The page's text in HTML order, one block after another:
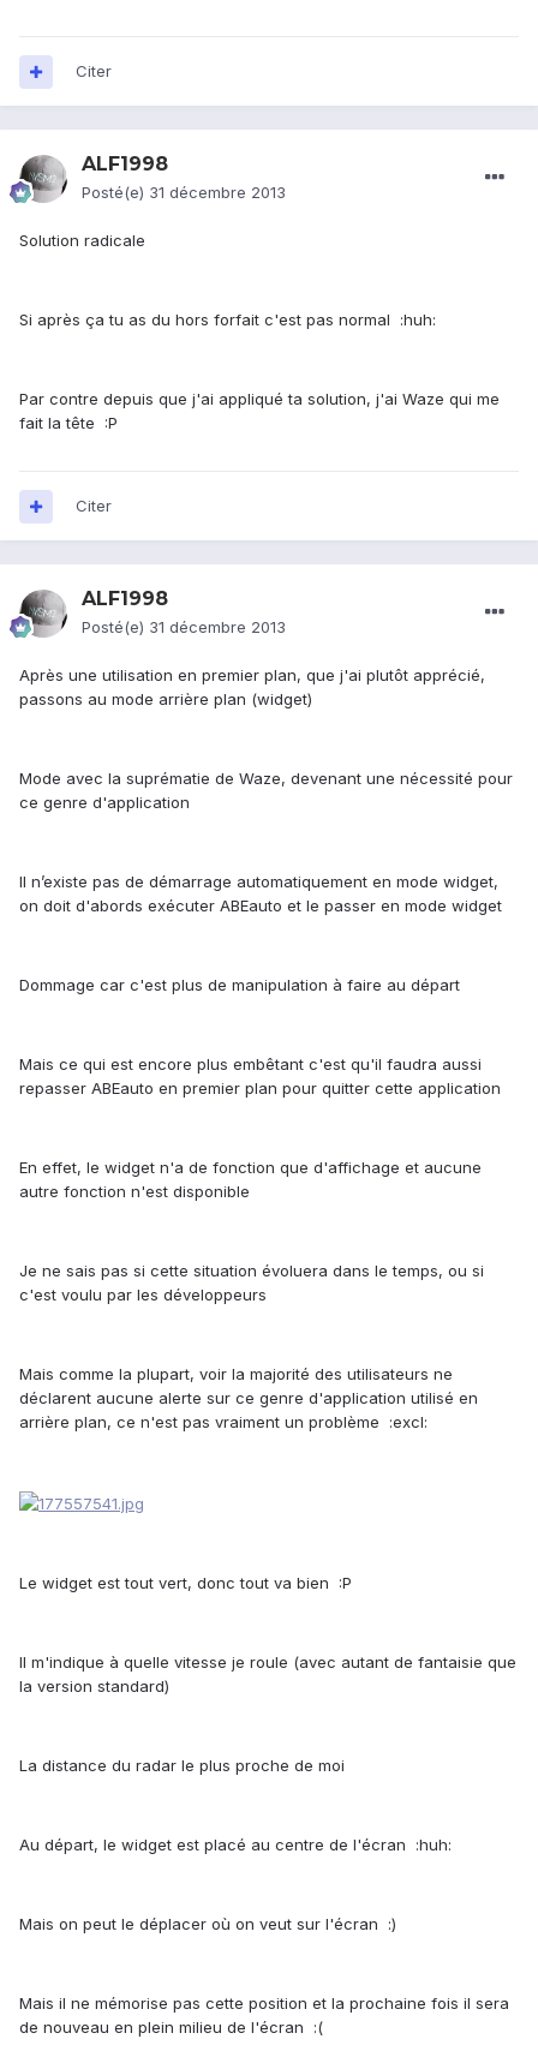
Citer
ALF1998
Posté(e) 31 décembre 2013
Solution radicale
Si après ça tu as du hors forfait c'est pas normal :huh:
Par contre depuis que j'ai appliqué ta solution, j'ai Waze qui me
fait la tête :P
Citer
ALF1998
Posté(e) 31 décembre 2013
Après une utilisation en premier plan, que j'ai plutôt apprécié,
passons au mode arrière plan (widget)
Mode avec la suprématie de Waze, devenant une nécessité pour
ce genre d'application
Il n’existe pas de démarrage automatiquement en mode widget,
on doit d'abords exécuter ABEauto et le passer en mode widget
Dommage car c'est plus de manipulation à faire au départ
Mais ce qui est encore plus embêtant c'est qu'il faudra aussi
repasser ABEauto en premier plan pour quitter cette application
En effet, le widget n'a de fonction que d'affichage et aucune
autre fonction n'est disponible
Je ne sais pas si cette situation évoluera dans le temps, ou si
c'est voulu par les développeurs
Mais comme la plupart, voir la majorité des utilisateurs ne
déclarent aucune alerte sur ce genre d'application utilisé en
arrière plan, ce n'est pas vraiment un problème :excl:
Le widget est tout vert, donc tout va bien :P
Il m'indique à quelle vitesse je roule (avec autant de fantaisie que
la version standard)
La distance du radar le plus proche de moi
Au départ, le widget est placé au centre de l'écran :huh:
Mais on peut le déplacer où on veut sur l'écran :)
Mais il ne mémorise pas cette position et la prochaine fois il sera
de nouveau en plein milieu de l'écran :(